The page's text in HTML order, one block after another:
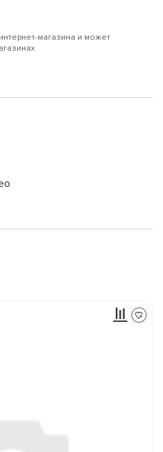
магазина и может